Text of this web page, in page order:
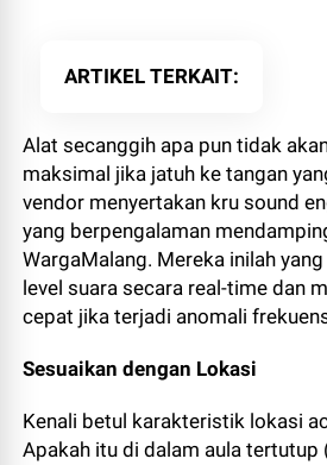
ARTIKEL TERKAIT
Alat secanggih apa pun tidak
maksimal jika jatuh ke tangan
vendor menyertakan kru sound
yang berpengalaman
WargaMalang. Mereka inilah
level suara secara real-time dan
cepat jika terjadi anomali
Sesuaikan dengan Lokasi
Kenali betul karakteristik lokasi
Apakah itu di dalam aula tertutup